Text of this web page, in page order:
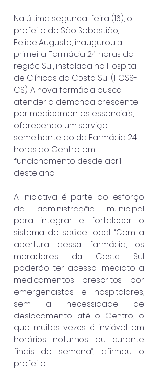
Na última segunda-feira (16), o
prefeito de São Sebastião,
Felipe Augusto, inaugurou a
primeira Farmácia 24 horas da
região Sul, instalada no Hospital
de Clínicas da Costa Sul (HCSS-
CS). A nova farmácia busca
atender a demanda crescente
por medicamentos essenciais,
oferecendo um serviço
semelhante ao da Farmácia 24
horas do Centro, em
funcionamento desde abril
deste ano.
A iniciativa é parte do esforço
da administração municipal
para integrar e fortalecer o
sistema de saúde local. “Com a
abertura dessa farmácia, os
moradores da Costa Sul
poderão ter acesso imediato a
medicamentos prescritos por
emergencistas e hospitalares,
sem a necessidade de
deslocamento até o Centro, o
que muitas vezes é inviável em
horários noturnos ou durante
finais de semana”, afirmou o
prefeito.